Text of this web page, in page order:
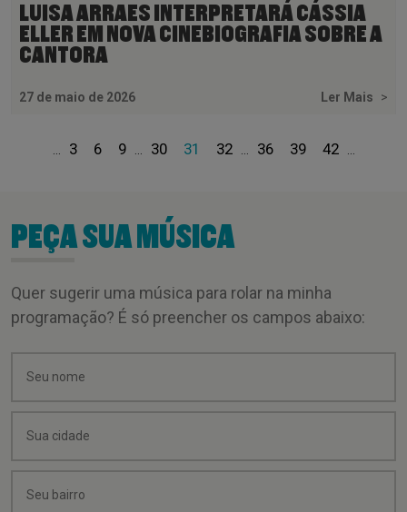
LUISA ARRAES INTERPRETARÁ CÁSSIA
ELLER EM NOVA CINEBIOGRAFIA SOBRE A
CANTORA
27 de maio de 2026 Ler Mais >
3 6 9 30 31 32 36 39 42
PEÇA SUA MÚSICA
Quer sugerir uma música para rolar na minha
programação? É só preencher os campos abaixo: